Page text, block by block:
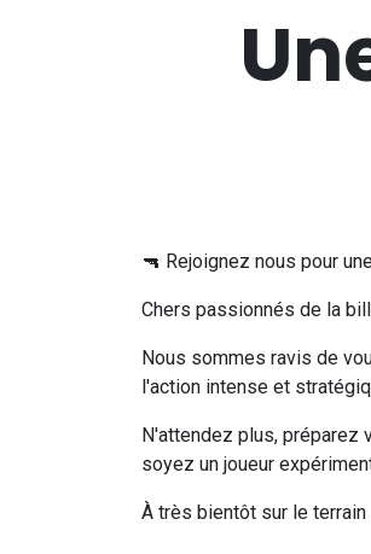
🔫 Rejoignez nous pour
Chers passionnés de la
Nous sommes ravis de
l'action intense et
N'attendez plus, préparez
soyez un joueur
À très bientôt sur le terrain